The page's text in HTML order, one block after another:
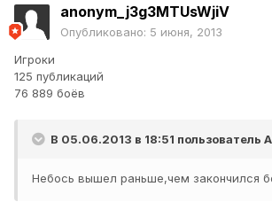
anonym_j3g3MTUsWjiV
Опубликовано: 5 июня, 2013
Игроки
125 публикаций
76 889 боёв
В 05.06.2013 в 18:51 пользователь
Небось вышел раньше,чем закончился